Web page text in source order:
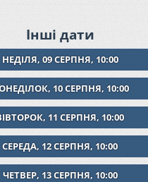
Інші дати
НЕДІЛЯ, 09 СЕРПНЯ, 10:00
10 СЕРПНЯ, 10:00
11 СЕРПНЯ, 10:00
СЕРЕДА, 12 СЕРПНЯ, 10:00
ЧЕТВЕР, 13 СЕРПНЯ, 10:00